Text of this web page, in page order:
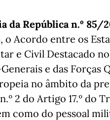
da República n.º
Acordo entre os
e Civil Destacado
e das Forças
no âmbito da
2 do Artigo 17.º do
como do pessoal